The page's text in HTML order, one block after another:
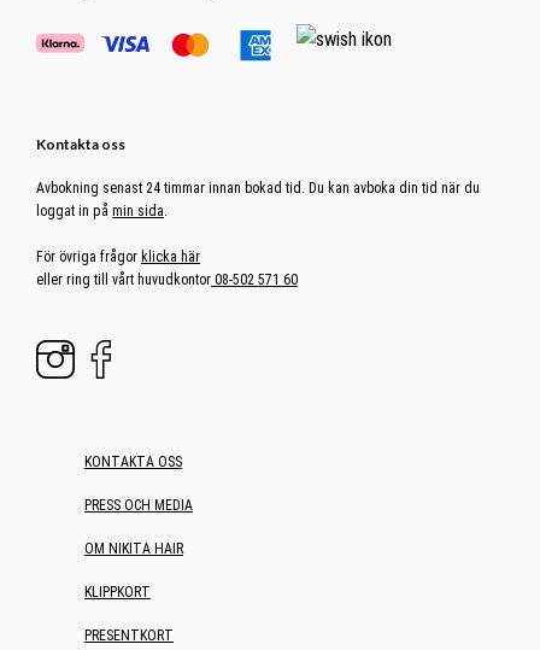
Kontakta oss
Avbokning senast 24 timmar innan bokad tid. Du kan avboka din tid när du
loggat in på min sida.
För övriga frågor klicka här
eller ring till vårt huvudkontor 08-502 571 60
KONTAKTA OSS
PRESS OCH MEDIA
OM NIKITA HAIR
KLIPPKORT
PRESENTKORT